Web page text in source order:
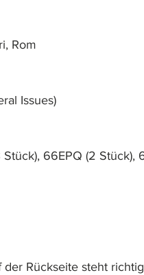
Rom
Issues)
66EPQ (2 Stück),
Rückseite steht